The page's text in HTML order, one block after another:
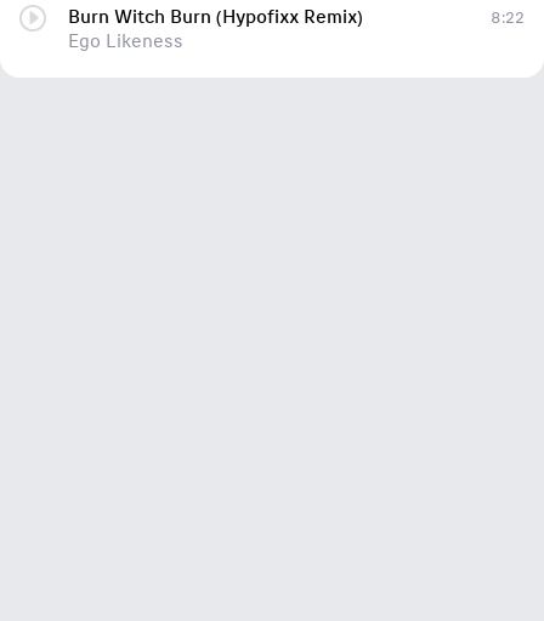
Burn Witch Burn (Hypofixx Remix)
Ego Likeness
8:22